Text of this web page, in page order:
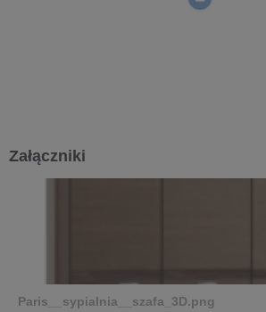
Załączniki
Paris__sypialnia__szafa_3D.png